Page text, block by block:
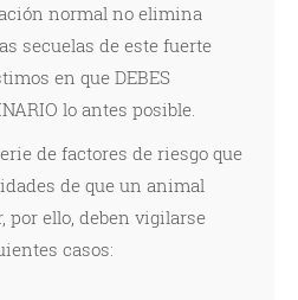
normal no elimina
secuelas de este fuerte
en que DEBES
lo antes posible.
de factores de riesgo que
de que un animal
por ello, deben vigilarse
casos: